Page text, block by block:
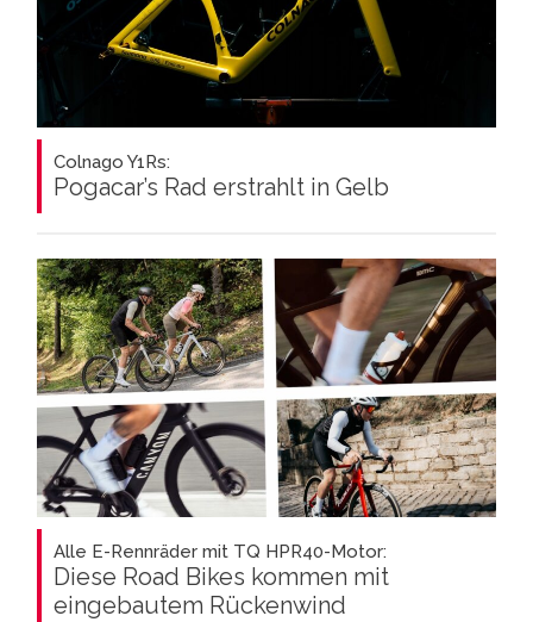
Colnago Y1Rs:
Pogacar’s Rad erstrahlt in Gelb
Alle E-Rennräder mit TQ HPR40-Motor:
Diese Road Bikes kommen mit
eingebautem Rückenwind